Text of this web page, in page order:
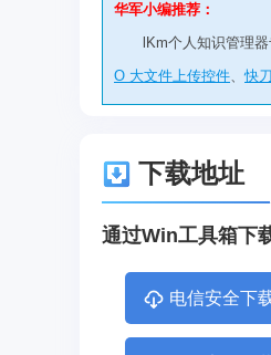
华军小编推荐：
lKm个人知识管理
O 大文件上传控件、快
下载地址
通过Win工具箱下
电信安全下